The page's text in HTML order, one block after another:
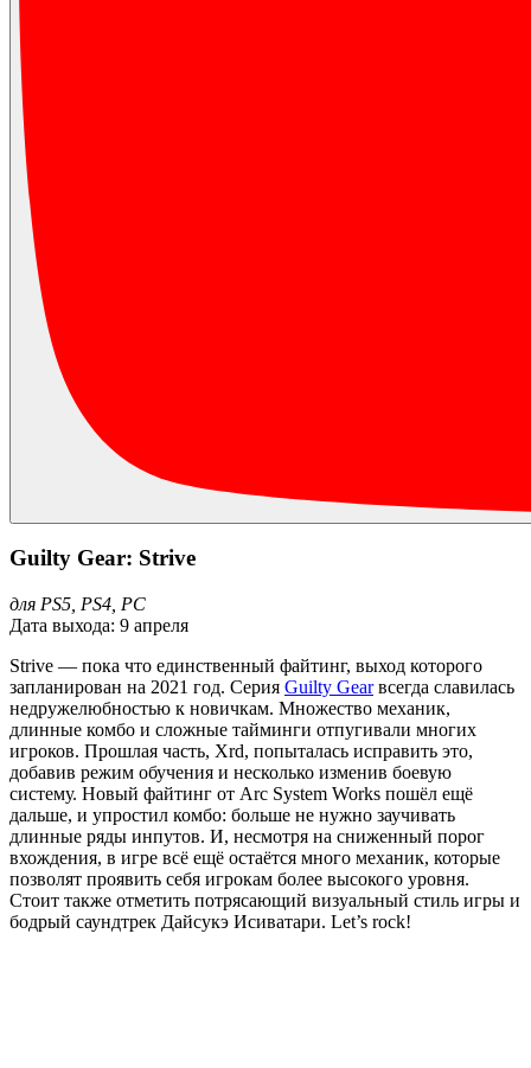
Guilty Gear: Strive
для PS5, PS4, PC
Дата выхода: 9 апреля
Strive — пока что единственный файтинг, выход которого
запланирован на 2021 год. Серия Guilty Gearвсегда славилась
недружелюбностью к новичкам. Множество механик,
длинные комбо и сложные тайминги отпугивали многих
игроков. Прошлая часть, Xrd, попыталась исправить это,
добавив режим обучения и несколько изменив боевую
систему. Новый файтинг от Arc System Works пошёл ещё
дальше, и упростил комбо: больше не нужно заучивать
длинные ряды инпутов. И, несмотря на сниженный порог
вхождения, в игре всё ещё остаётся много механик, которые
позволят проявить себя игрокам более высокого уровня.
Стоит также отметить потрясающий визуальный стиль игры и
бодрый саундтрек Дайсукэ Исиватари. Let’s rock!